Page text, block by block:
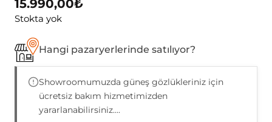
15.990,00₺
Stokta yok
Hangi pazaryerlerinde satılıyor?
Showroomumuzda güneş gözlükleriniz için
ücretsiz bakım hizmetimizden
yararlanabilirsiniz....